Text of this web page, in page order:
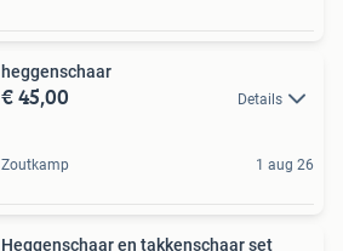
heggenschaar
€ 45,00 Details
Zoutkamp 1 aug 26
Heggenschaar en takkenschaar set